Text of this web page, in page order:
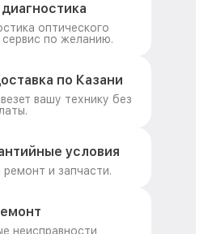
оптического
по желанию.
по Казани
вашу технику без
условия
ремонт и запчасти.
неисправности